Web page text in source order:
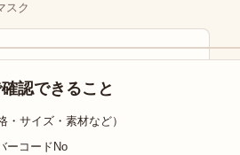
スク
認できること
・サイズ・素材など）
ーコードNo